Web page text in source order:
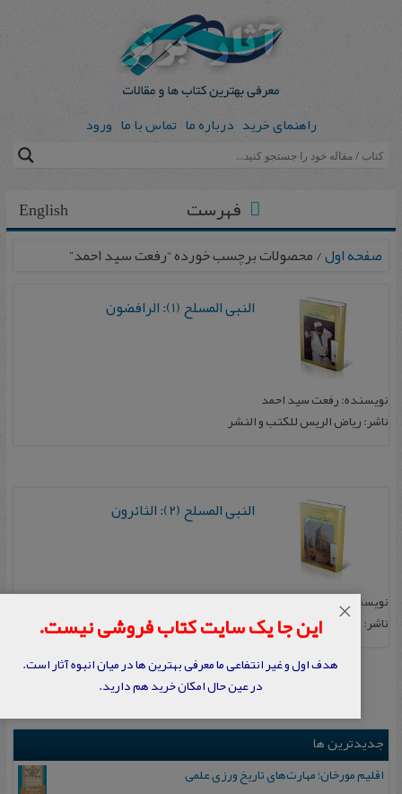
راهنمای خرید درباره ما تماس با ما ورود
English فهرست
صفحه اول/ محصولات برچسب خورده “رفعت سید احمد”
النبی المسلح (1): الرافضون
نویسنده: رفعت سید احمد
ناشر: ریاض الریس للکتب و النشر
النبی المسلح (2): الثائرون
نویسنده: رفعت سید احمد
ناشر: ریاض الریس للکتب و النشر
جدیدترین ها
اقلیم مورخان؛ مهارت‌های تاریخ ورزی علمی
این جا یک سایت کتاب فروشی نیست.
هدف اول و غیر انتفاعی ما معرفی بهترین ها در میان انبوه آثار است.
در عین حال امکان خرید هم دارید.
×